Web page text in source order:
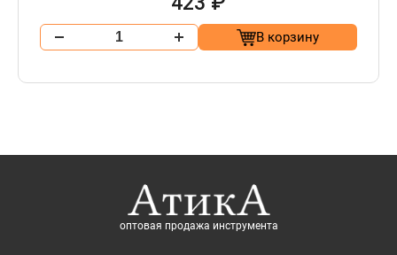
В корзину
оптовая продажа инструмента